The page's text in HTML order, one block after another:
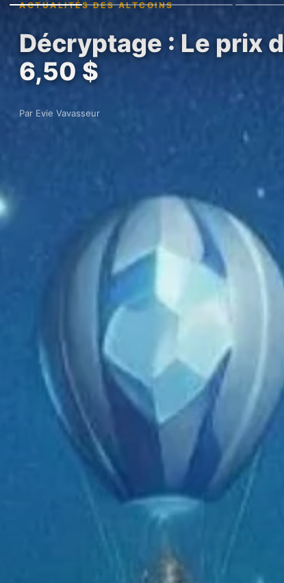
ACTUALITÉS DES ALTCOINS
Décryptage : Le prix
6,50 $
Par Evie Vavasseur